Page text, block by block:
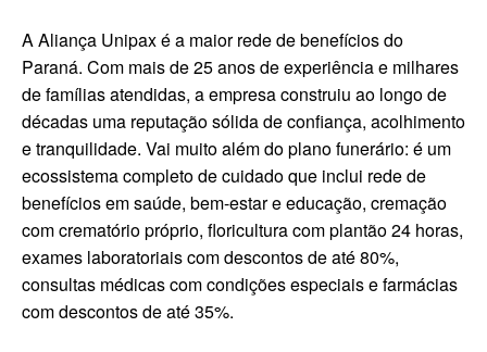
A Aliança Unipax é a maior rede de benefícios do
Paraná. Com mais de 25 anos de experiência e milhares
de famílias atendidas, a empresa construiu ao longo de
décadas uma reputação sólida de confiança, acolhimento
e tranquilidade. Vai muito além do plano funerário: é um
ecossistema completo de cuidado que inclui rede de
benefícios em saúde, bem-estar e educação, cremação
com crematório próprio, floricultura com plantão 24 horas,
exames laboratoriais com descontos de até 80%,
consultas médicas com condições especiais e farmácias
com descontos de até 35%.